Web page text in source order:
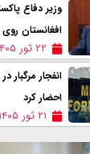
وزیر دفاع
افغانستان
۲۲ ثور ۱۴۰۵
انفجار مرگبار
احضار کرد
۲۱ ثور ۱۴۰۵